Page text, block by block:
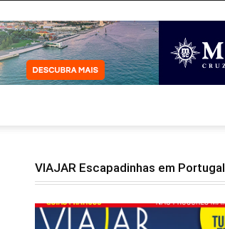
VIAJAR Escapadinhas em Portugal